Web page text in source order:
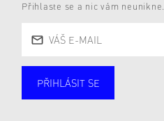
Přihlaste se a nic vám neunikne.
PŘIHLÁSIT SE